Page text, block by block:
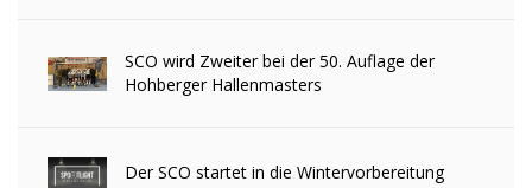
SCO wird Zweiter bei der 50. Auflage der
Hohberger Hallenmasters
Der SCO startet in die Wintervorbereitung